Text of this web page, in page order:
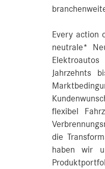
Every action
neutrale*
Jahrzehnts
flexibel
die
haben wir